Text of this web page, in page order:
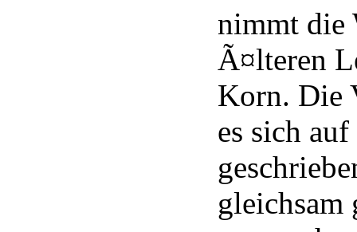
nimmt die
Ã¤lteren
Korn. Die
es sich
gleichsam